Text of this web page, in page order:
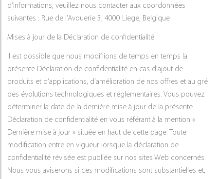
d’informations, veuillez nous contacter aux coordonnées
suivantes : Rue de l’Avouerie 3, 4000 Liege, Belgique
Mises à jour de la Déclaration de confidentialité
Il est possible que nous modifiions de temps en temps la
présente Déclaration de confidentialité en cas d’ajout de
produits et d’applications, d’amélioration de nos offres et au gré
des évolutions technologiques et réglementaires. Vous pouvez
déterminer la date de la dernière mise à jour de la présente
Déclaration de confidentialité en vous référant à la mention «
Dernière mise à jour » située en haut de cette page. Toute
modification entre en vigueur lorsque la déclaration de
confidentialité révisée est publiée sur nos sites Web concernés.
Nous vous aviserons si ces modifications sont substantielles et,